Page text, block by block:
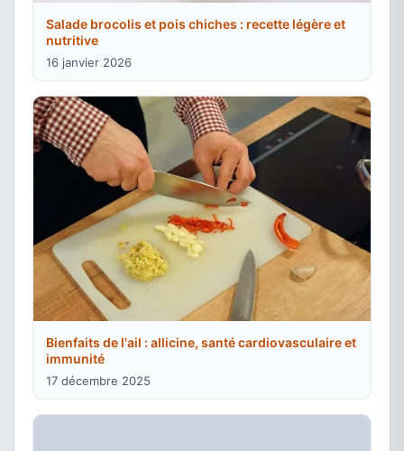
Salade brocolis et pois chiches : recette légère et
nutritive
16 janvier 2026
Bienfaits de l'ail : allicine, santé cardiovasculaire et
immunité
17 décembre 2025